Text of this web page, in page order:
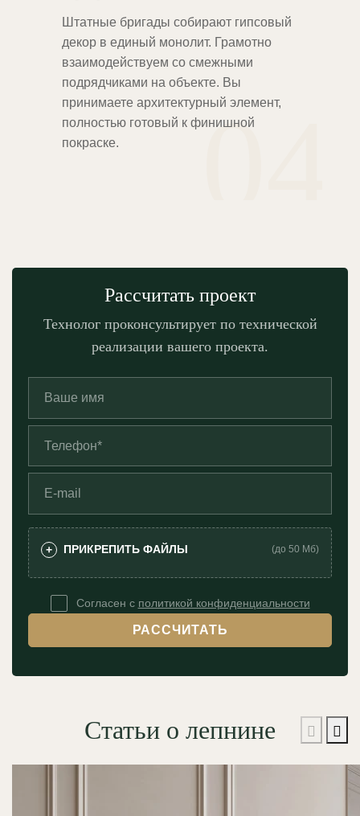
04
Штатные бригады собирают гипсовый
декор в единый монолит. Грамотно
взаимодействуем со смежными
подрядчиками на объекте. Вы
принимаете архитектурный элемент,
полностью готовый к финишной
покраске.
Рассчитать проект
Технолог проконсультирует по технической
реализации вашего проекта.
+ ПРИКРЕПИТЬ ФАЙЛЫ (до 50 Мб)
Согласен с политикой конфиденциальности
РАССЧИТАТЬ
Статьи о лепнине